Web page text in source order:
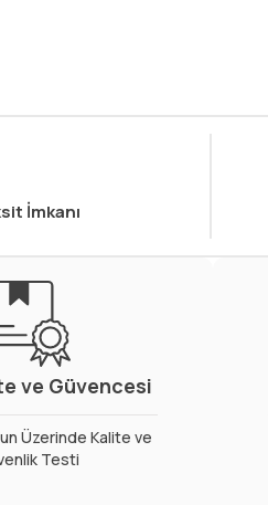
İmkanı
ve Güvencesi
Üzerinde Kalite ve
Testi